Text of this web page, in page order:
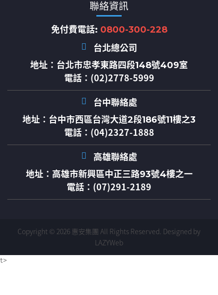
聯絡資訊
免付費電話: 0800-300-228
台北總公司
地址： 台北市忠孝東路四段148號409室
電話：(02)2778-5999
台中聯絡處
地址： 台中市西區台灣大道2段186號11樓之3
電話：(04)2327-1888
高雄聯絡處
地址： 高雄市新興區中正三路93號4樓之一
電話：(07)291-2189
Copyright © 2026 惠安集團 All Rights Reserved. Designed by
LAZYWeb
t>